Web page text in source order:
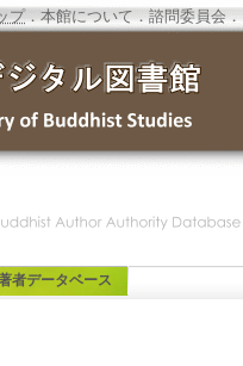
プ．本館について ．諮問委員会 ．
者データベース